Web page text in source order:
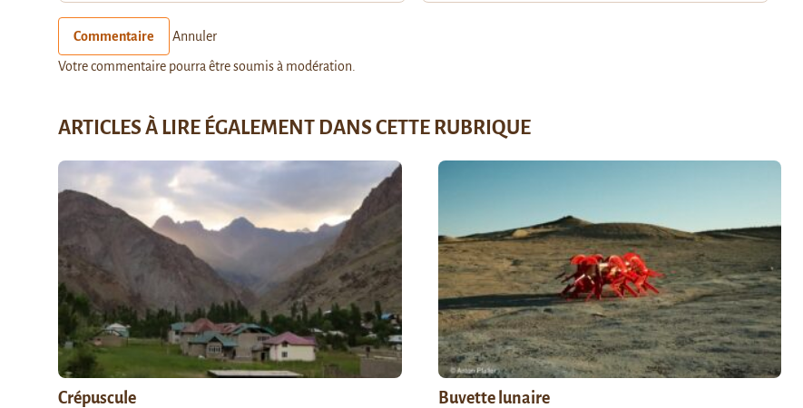
Commentaire Annuler
Votre commentaire pourra être soumis à modération.
ARTICLES À LIRE ÉGALEMENT DANS CETTE RUBRIQUE
Crépuscule Buvette lunaire